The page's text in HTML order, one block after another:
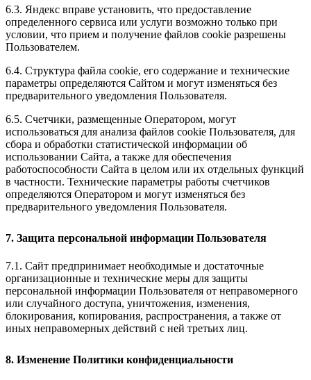
6.3. Яндекс вправе установить, что предоставление
определенного сервиса или услуги возможно только при
условии, что прием и получение файлов cookie разрешены
Пользователем.
6.4. Структура файла cookie, его содержание и технические
параметры определяются Сайтом и могут изменяться без
предварительного уведомления Пользователя.
6.5. Счетчики, размещенные Оператором, могут
использоваться для анализа файлов cookie Пользователя, для
сбора и обработки статистической информации об
использовании Сайта, а также для обеспечения
работоспособности Сайта в целом или их отдельных функций
в частности. Технические параметры работы счетчиков
определяются Оператором и могут изменяться без
предварительного уведомления Пользователя.
7. Защита персональной информации Пользователя
7.1. Сайт предпринимает необходимые и достаточные
организационные и технические меры для защиты
персональной информации Пользователя от неправомерного
или случайного доступа, уничтожения, изменения,
блокирования, копирования, распространения, а также от
иных неправомерных действий с ней третьих лиц.
8. Изменение Политики конфиденциальности